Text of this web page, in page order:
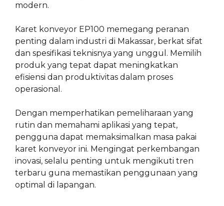
modern.
Karet konveyor EP100 memegang peranan
penting dalam industri di Makassar, berkat sifat
dan spesifikasi teknisnya yang unggul. Memilih
produk yang tepat dapat meningkatkan
efisiensi dan produktivitas dalam proses
operasional.
Dengan memperhatikan pemeliharaan yang
rutin dan memahami aplikasi yang tepat,
pengguna dapat memaksimalkan masa pakai
karet konveyor ini. Mengingat perkembangan
inovasi, selalu penting untuk mengikuti tren
terbaru guna memastikan penggunaan yang
optimal di lapangan.